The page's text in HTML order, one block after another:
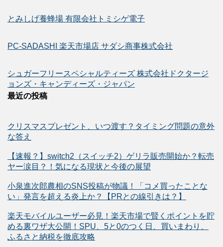
とみしげ養蜂場 有限会社トミシゲ電子
PC-SADASHI 楽天市場店 サダシ商事株式会社
シュガーフリースペシャルティーズ 株式会社ドクタージ
ョンズ・キャンディーズ・ジャパン
最近の投稿
クリスマスプレゼント、いつ渡す？タイミング問題の意外
な答え
【速報？】switch2（スイッチ2）ゲリラ販売開始か？転売
ヤー涙目？！気になる現状と今後の展望
小泉進次郎農相のSNS投稿が物議！「コメ買ったことな
い」発言を超える炎上か？【PRとの線引きは？】
楽天モバイルユーザー必見！楽天市場で賢くポイントを貯
める裏ワザ大公開！SPU、5と0のつく日、買いまわり、
ふるさと納税を徹底攻略